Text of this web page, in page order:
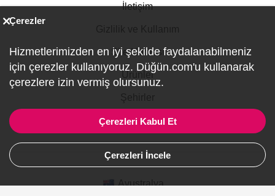
İletişim
Site Haritası
Ürünler
Gelinlik
Avustralya
Çerezler
Hizmetlerimizden en iyi şekilde faydalanabilmeniz
için çerezler kullanıyoruz. Düğün.com'u kullanarak
çerezlere izin vermiş olursunuz.
Çerezleri Kabul Et
Çerezleri İncele